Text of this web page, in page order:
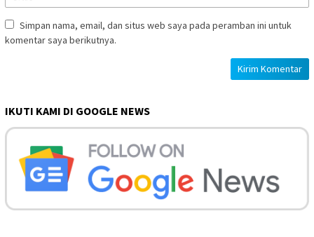
Simpan nama, email, dan situs web saya pada peramban ini untuk
komentar saya berikutnya.
IKUTI KAMI DI GOOGLE NEWS